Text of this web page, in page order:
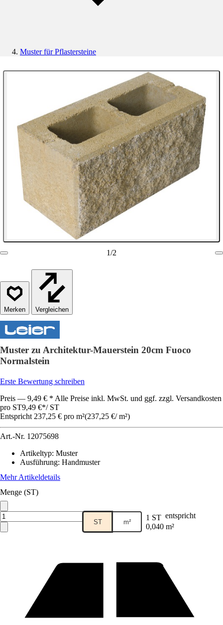
Muster für Pflastersteine
1/2
Vergleichen
Muster zu Architektur-Mauerstein 20cm Fuoco
Normalstein
Erste Bewertung schreiben
Preis — 9,49 € * Alle Preise inkl. MwSt. und ggf. zzgl. Versandkosten
pro ST9,49 €*/ ST
Entspricht 237,25 € pro m²(237,25 €/ m²)
Art.-Nr. 12075698
Artikeltyp: Muster
Ausführung: Handmuster
Mehr Artikeldetails
Menge (ST)
ST m² 1 ST entspricht
0,040 m²